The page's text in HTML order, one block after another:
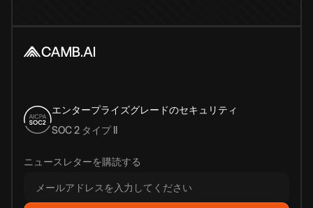
エンタープライズグレードのセキュリティ
SOC 2 タイプ II
ニュースレターを購読する